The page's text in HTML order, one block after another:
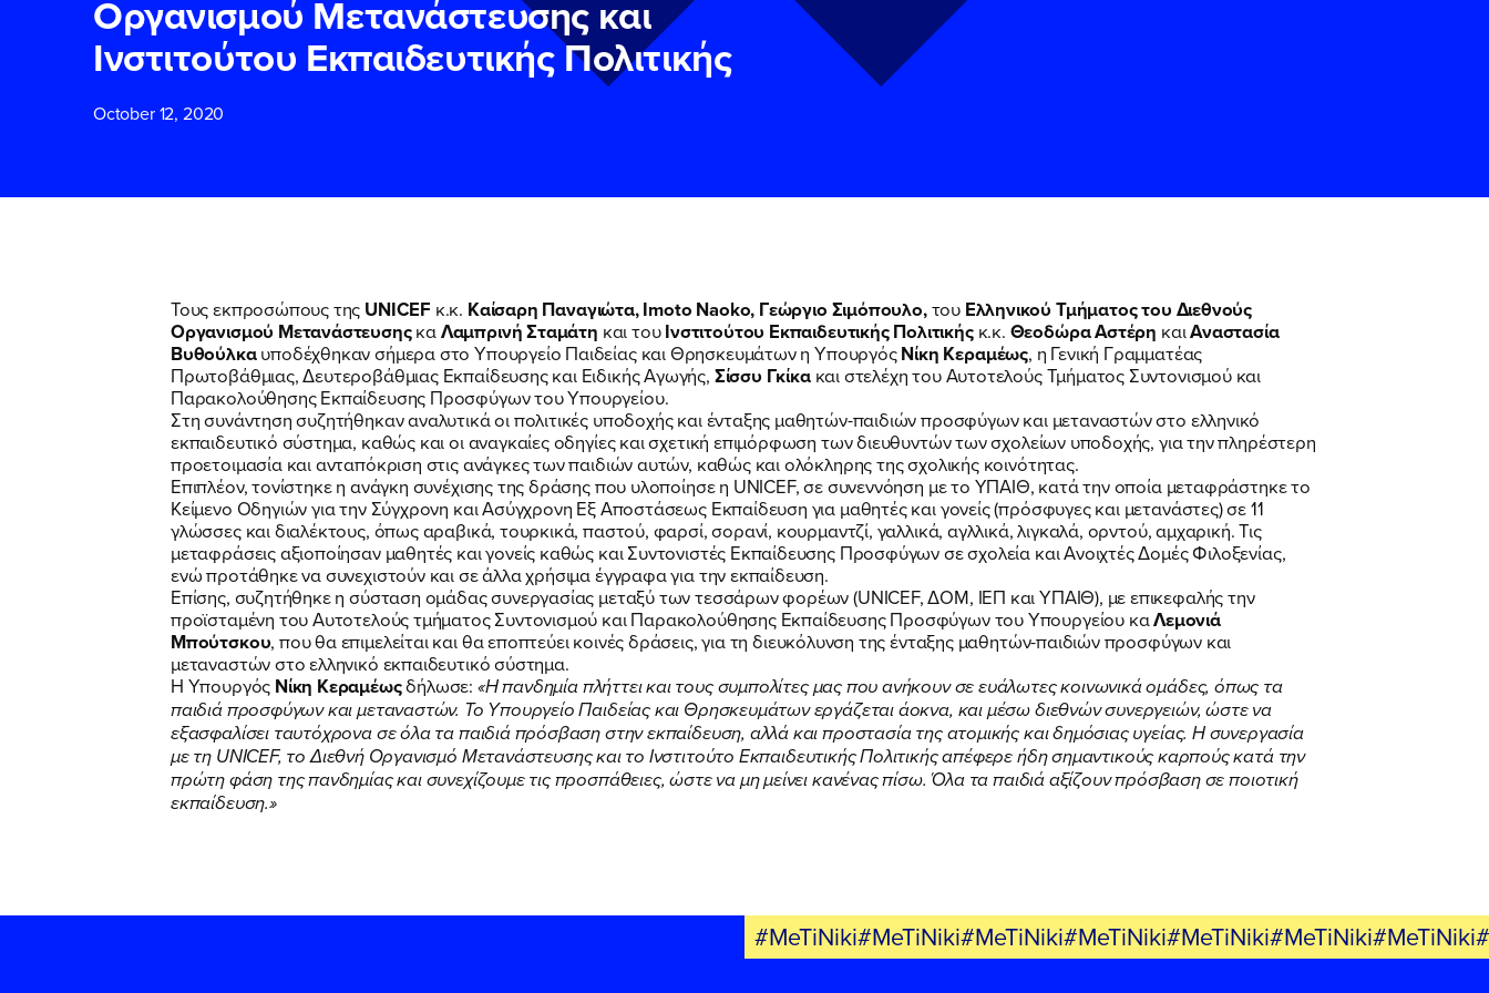
ΠΟΙΑ ΕΙΜΑΙ
ΕΡΓΟ
ΕΚΔΗΛΩΣΕΙΣ
ΝΕΑ
ΕΛΑ ΚΙ ΕΣΥ
Οργανισμού Μετανάστευσης και
Ινστιτούτου Εκπαιδευτικής Πολιτικής
October 12, 2020
Τους εκπροσώπους της UNICEF κ.κ. Καίσαρη Παναγιώτα, Imoto Naoko, Γεώργιο Σιμόπουλο,του Ελληνικού Τμήματος του Διεθνούς
Οργανισμού ΜετανάστευσηςκαΛαμπρινή Σταμάτη και τουΙνστιτούτου Εκπαιδευτικής Πολιτικήςκ.κ. Θεοδώρα Αστέρη καιΑναστασία
Βυθούλκαυποδέχθηκαν σήμερα στο Υπουργείο Παιδείας και Θρησκευμάτων η ΥπουργόςΝίκη Κεραμέως, η Γενική Γραμματέας
Πρωτοβάθμιας, Δευτεροβάθμιας Εκπαίδευσης και Ειδικής Αγωγής, Σίσσυ Γκίκακαι στελέχη του Αυτοτελούς Τμήματος Συντονισμού και
Παρακολούθησης Εκπαίδευσης Προσφύγων του Υπουργείου.
Στη συνάντηση συζητήθηκαν αναλυτικά οι πολιτικές υποδοχής και ένταξης μαθητών-παιδιών προσφύγων και μεταναστών στο ελληνικό
εκπαιδευτικό σύστημα, καθώς και οι αναγκαίες οδηγίες και σχετική επιμόρφωση των διευθυντών των σχολείων υποδοχής, για την πληρέστερη
προετοιμασία και ανταπόκριση στις ανάγκες των παιδιών αυτών, καθώς και ολόκληρης της σχολικής κοινότητας.
Επιπλέον, τονίστηκε η ανάγκη συνέχισης της δράσης που υλοποίησε η UNICEF, σε συνεννόηση με το ΥΠΑΙΘ, κατά την οποία μεταφράστηκε το
Κείμενο Οδηγιών για την Σύγχρονη και Ασύγχρονη Εξ Αποστάσεως Εκπαίδευση για μαθητές και γονείς (πρόσφυγες και μετανάστες) σε 11
γλώσσες και διαλέκτους, όπως αραβικά, τουρκικά, παστού, φαρσί, σορανί, κουρμαντζί, γαλλικά, αγλλικά, λιγκαλά, ορντού, αμχαρική. Τις
μεταφράσεις αξιοποίησαν μαθητές και γονείς καθώς και Συντονιστές Εκπαίδευσης Προσφύγων σε σχολεία και Ανοιχτές Δομές Φιλοξενίας,
ενώ προτάθηκε να συνεχιστούν και σε άλλα χρήσιμα έγγραφα για την εκπαίδευση.
Επίσης, συζητήθηκε η σύσταση ομάδας συνεργασίας μεταξύ των τεσσάρων φορέων (UNICEF, ΔOM, ΙΕΠ και ΥΠΑΙΘ), με επικεφαλής την
προϊσταμένη του Αυτοτελούς τμήματος Συντονισμού και Παρακολούθησης Εκπαίδευσης Προσφύγων του Υπουργείου καΛεμονιά
Μπούτσκου, που θα επιμελείται και θα εποπτεύει κοινές δράσεις, για τη διευκόλυνση της ένταξης μαθητών-παιδιών προσφύγων και
μεταναστών στο ελληνικό εκπαιδευτικό σύστημα.
Η Υπουργός Νίκη Κεραμέωςδήλωσε: «Η πανδημία πλήττει και τους συμπολίτες μας που ανήκουν σε ευάλωτες κοινωνικά ομάδες, όπως τα
παιδιά προσφύγων και μεταναστών. Το Υπουργείο Παιδείας και Θρησκευμάτων εργάζεται άοκνα, και μέσω διεθνών συνεργειών, ώστε να
εξασφαλίσει ταυτόχρονα σε όλα τα παιδιά πρόσβαση στην εκπαίδευση, αλλά και προστασία της ατομικής και δημόσιας υγείας. Η συνεργασία
με τη UNICEF, το Διεθνή Οργανισμό Μετανάστευσης και το Ινστιτούτο Εκπαιδευτικής Πολιτικής απέφερε ήδη σημαντικούς καρπούς κατά την
πρώτη φάση της πανδημίας και συνεχίζουμε τις προσπάθειες, ώστε να μη μείνει κανένας πίσω. Όλα τα παιδιά αξίζουν πρόσβαση σε ποιοτική
εκπαίδευση.»
ΕΠΙΘΕΤΟ*
Αποδέχομαι τηνΠολιτική Προστασίας Προσωπικών Δεδομένωνκαι τους τουςΌρους Χρήσηςτου
δικτυακού τόπου του Πολιτικού Γραφείου της Βουλευτού Νίκης Κεραμέως
ΥΠΟΒΟΛΗ
ΕΠΙΘΕΤΟ*
Αποδέχομαι τηνΠολιτική Προστασίας Προσωπικών Δεδομένωνκαι τους τουςΌρους Χρήσηςτου
δικτυακού τόπου του Πολιτικού Γραφείου της Βουλευτού Νίκης Κεραμέως
ΥΠΟΒΟΛΗ